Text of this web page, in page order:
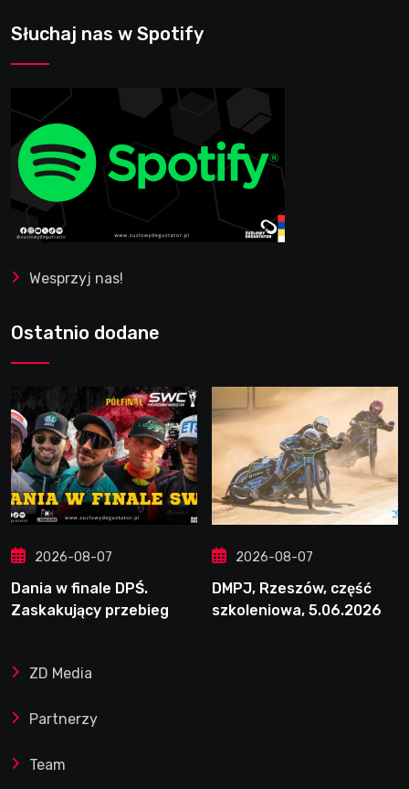
Słuchaj nas w Spotify
Wesprzyj nas!
Ostatnio dodane
2026-08-07
Dania w finale DPŚ.
Zaskakujący przebieg
2026-08-07
DMPJ, Rzeszów, część
szkoleniowa, 5.06.2026
ZD Media
Partnerzy
Team